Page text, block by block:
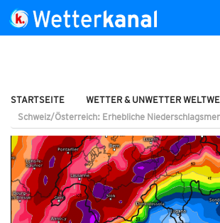
STARTSEITE
WETTER & UNWETTER
Schweiz/Österreich: Erhebliche